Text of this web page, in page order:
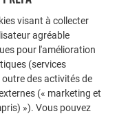
visant à collecter
agréable
pour l'amélioration
(services
des activités de
(« marketing et
»). Vous pouvez